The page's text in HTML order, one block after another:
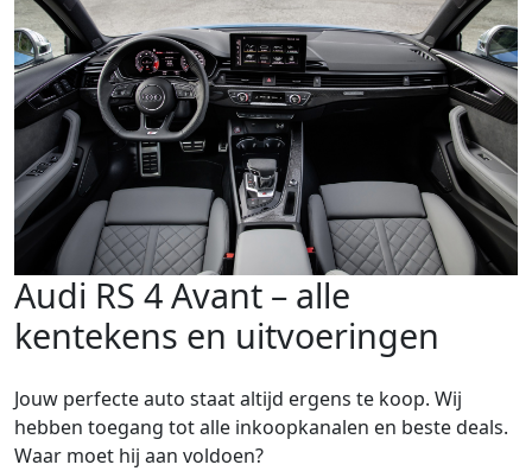
Audi RS 4 Avant – alle
kentekens en uitvoeringen
Jouw perfecte auto staat altijd ergens te koop. Wij
hebben toegang tot alle inkoopkanalen en beste deals.
Waar moet hij aan voldoen?